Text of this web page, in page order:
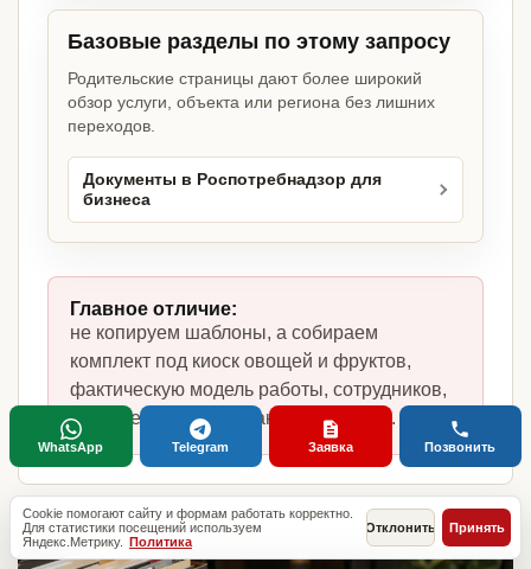
Базовые разделы по этому запросу
Родительские страницы дают более широкий
обзор услуги, объекта или региона без лишних
переходов.
Документы в Роспотребнадзор для
бизнеса
Главное отличие:
не копируем шаблоны, а собираем
комплект под киоск овощей и фруктов,
фактическую модель работы, сотрудников,
помещение и требования по России.
Cookie помогают сайту и формам работать корректно.
Для статистики посещений используем
Яндекс.Метрику. Политика
Отклонить Принять
WhatsApp Telegram Заявка Позвонить